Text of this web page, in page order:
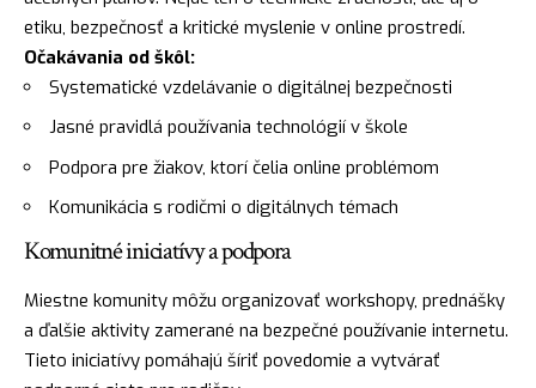
etiku, bezpečnosť a kritické myslenie v online prostredí.
Očakávania od škôl:
Systematické vzdelávanie o digitálnej bezpečnosti
Jasné pravidlá používania technológií v škole
Podpora pre žiakov, ktorí čelia online problémom
Komunikácia s rodičmi o digitálnych témach
Komunitné iniciatívy a podpora
Miestne komunity môžu organizovať workshopy, prednášky
a ďalšie aktivity zamerané na bezpečné používanie internetu.
Tieto iniciatívy pomáhajú šíriť povedomie a vytvárať